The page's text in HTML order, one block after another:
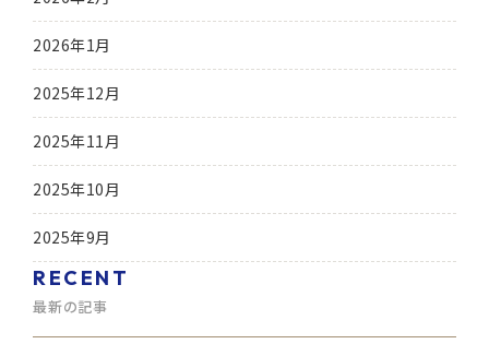
2026年1月
2025年12月
2025年11月
2025年10月
2025年9月
RECENT
最新の記事